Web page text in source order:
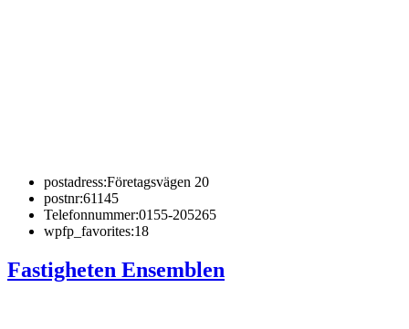
postadress:Företagsvägen 20
postnr:61145
Telefonnummer:0155-205265
wpfp_favorites:18
Fastigheten Ensemblen